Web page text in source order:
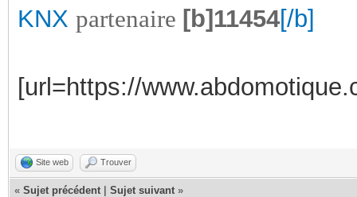
KNX partenaire [b]11454[/b]
[url=https://
Site web Trouver
« Sujet précédent Sujet suivant »